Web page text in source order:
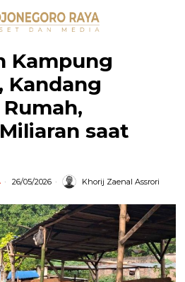
Kampung
Kandang
saat
26/05/2026 Khorij Zaenal Assrori